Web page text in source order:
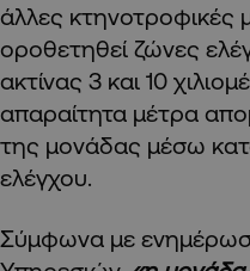
άλλες
οροθετηθεί ζώνες
ακτίνας 3 και 10
απαραίτητα μέτρα
της μονάδας μέσω
ελέγχου.
Σύμφωνα με